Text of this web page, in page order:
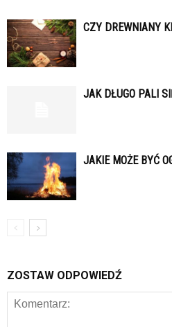
CZY DREWNIANY
JAK DŁUGO PALI
JAKIE MOŻE BYĆ
ZOSTAW ODPOWIEDŹ